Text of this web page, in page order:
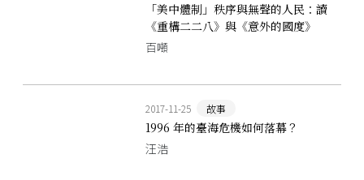
「美中體制」秩序與無聲的人民：讀
《重構二二八》與《意外的國度》
百噸
2017-11-25 故事
1996 年的臺海危機如何落幕？
汪浩